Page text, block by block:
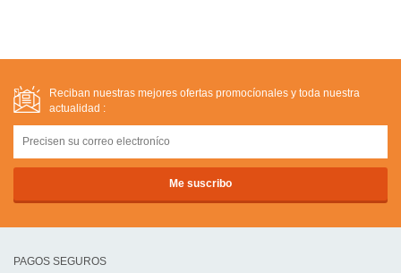
Reciban nuestras mejores ofertas promocíonales y toda nuestra
actualidad :
PAGOS SEGUROS